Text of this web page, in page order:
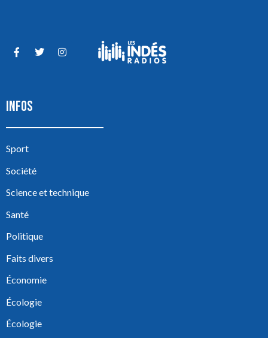
INFOS
Sport
Société
Science et technique
Santé
Politique
Faits divers
Économie
Écologie
Écologie